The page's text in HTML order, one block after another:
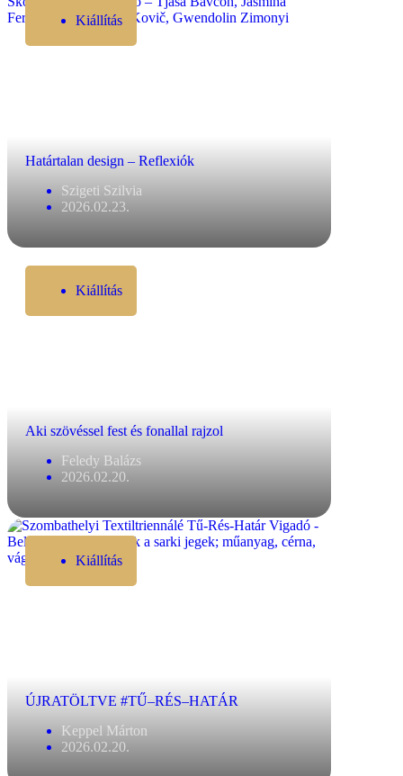
Kiállítás
Határtalan design – Reflexiók
Szigeti Szilvia
2026.02.23.
Kiállítás
Aki szövéssel fest és fonallal rajzol
Feledy Balázs
2026.02.20.
Kiállítás
ÚJRATÖLTVE #TŰ–RÉS–HATÁR
Keppel Márton
2026.02.20.